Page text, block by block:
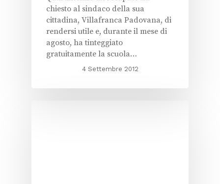
chiesto al sindaco della sua
cittadina, Villafranca Padovana, di
rendersi utile e, durante il mese di
agosto, ha tinteggiato
gratuitamente la scuola…
4 Settembre 2012